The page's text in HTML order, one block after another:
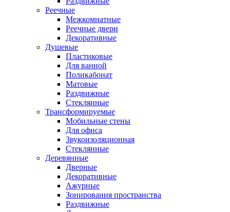
Реечные
Межкомнатные
Реечные двери
Декоративные
Душевые
Пластиковые
Для ванной
Поликабонат
Матовые
Раздвижные
Стеклянные
Трансформируемые
Мобильные стены
Для офиса
Звукоизоляционная
Стеклянные
Деревянные
Дверные
Декоративные
Ажурные
Зонирования пространства
Раздвижные